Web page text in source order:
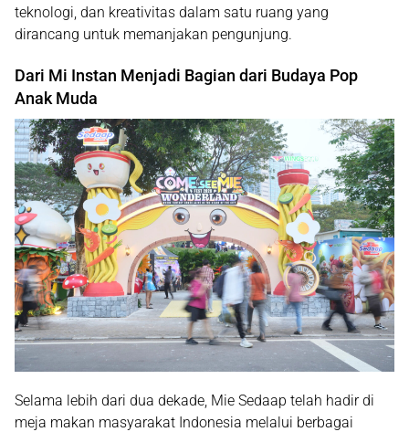
teknologi, dan kreativitas dalam satu ruang yang
dirancang untuk memanjakan pengunjung.
Dari Mi Instan Menjadi Bagian dari Budaya Pop
Anak Muda
Selama lebih dari dua dekade, Mie Sedaap telah hadir di
meja makan masyarakat Indonesia melalui berbagai